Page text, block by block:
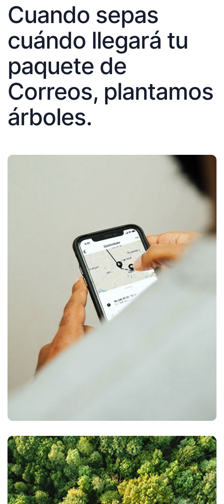
Cuando sepas
cuándo llegará tu
paquete de
Correos, plantamos
árboles.